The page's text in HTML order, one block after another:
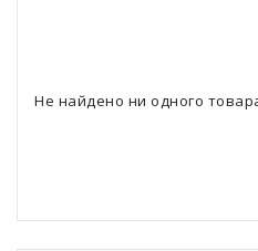
Не найдено ни одного